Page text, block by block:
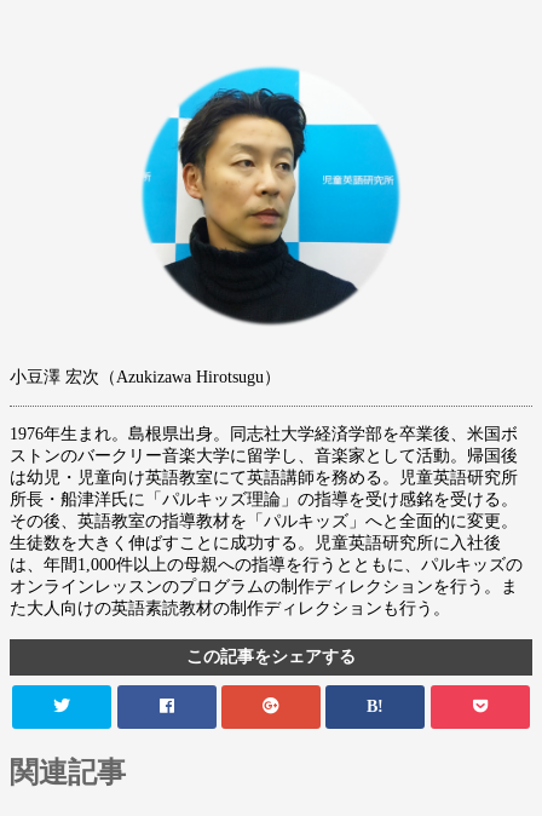
小豆澤 宏次（Azukizawa Hirotsugu）
1976年生まれ。島根県出身。同志社大学経済学部を卒業後、米国ボ
ストンのバークリー音楽大学に留学し、音楽家として活動。帰国後
は幼児・児童向け英語教室にて英語講師を務める。児童英語研究所
所長・船津洋氏に「パルキッズ理論」の指導を受け感銘を受ける。
その後、英語教室の指導教材を「パルキッズ」へと全面的に変更。
生徒数を大きく伸ばすことに成功する。児童英語研究所に入社後
は、年間1,000件以上の母親への指導を行うとともに、パルキッズの
オンラインレッスンのプログラムの制作ディレクションを行う。ま
た大人向けの英語素読教材の制作ディレクションも行う。
この記事をシェアする
B!
関連記事